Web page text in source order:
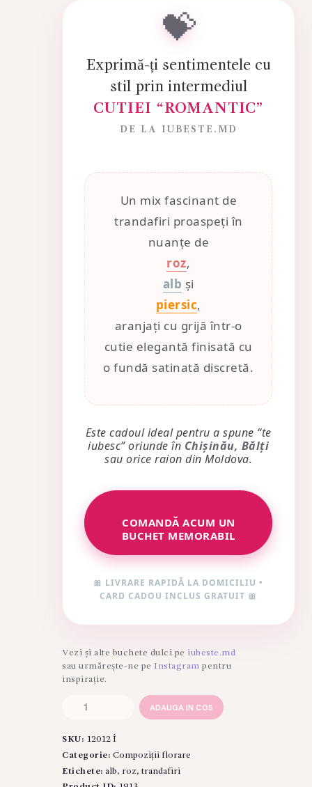
💝
Exprimă-ți sentimentele cu
stil prin intermediul
CUTIEI “ROMANTIC”
DE LA IUBESTE.MD
Un mix fascinant de
trandafiri proaspeți în
nuanțe de
roz,
alb și
piersic,
aranjați cu grijă într-o
cutie elegantă finisată cu
o fundă satinată discretă.
Este cadoul ideal pentru a spune “te
iubesc” oriunde în Chișinău, Bălți
sau orice raion din Moldova.
COMANDĂ ACUM UN
BUCHET MEMORABIL
🎀 LIVRARE RAPIDĂ LA DOMICILIU •
CARD CADOU INCLUS GRATUIT 🎀
Vezi și alte buchete dulci pe iubeste.md
sau urmărește-ne pe Instagram pentru
inspirație.
Cantitate
–
Aranjament
Premium
ADAUGA IN COS
SKU: 12012 Î
Categorie: Compoziții florare
Etichete: alb, roz, trandafiri